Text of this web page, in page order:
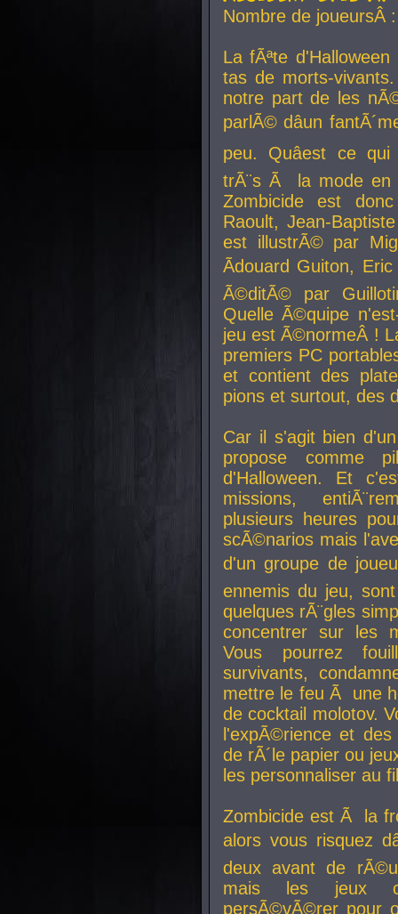
Nombre de
La fÃªte
tas de morts-
notre part de les
parlÃ© dâun
peu. Quâest ce
trÃ¨s Ã la mode en
Zombicide est
Raoult, Jean-
est illustrÃ© par
Ãdouard Guiton,
Ã©ditÃ© par
Quelle Ã©quipe
jeu est Ã©normeÂ !
premiers PC
et contient des
pions et surtout, des
Car il s'agit bien
propose comme
d'Halloween. Et
missions,
plusieurs heures
scÃ©narios mais
d'un groupe de
ennemis du jeu,
quelques rÃ¨gles
concentrer sur les
Vous pourrez
survivants,
mettre le feu Ã une
de cocktail molotov.
l'expÃ©rience et
de rÃ´le papier ou
les personnaliser au
Zombicide est Ã la
alors vous risquez
deux avant de
mais les jeux
persÃ©vÃ©rer pour